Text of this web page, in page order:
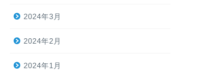
2024年3月
2024年2月
2024年1月